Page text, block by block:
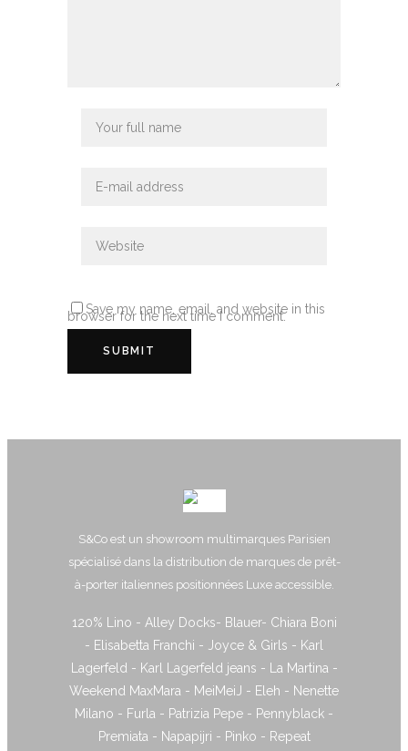
Save my name, email, and website in this
browser for the next time I comment.
S&Co est un showroom multimarques Parisien
spécialisé dans la distribution de marques de prêt-
à-porter italiennes positionnées Luxe accessible.
120% Lino - Alley Docks- Blauer- Chiara Boni
- Elisabetta Franchi - Joyce & Girls - Karl
Lagerfeld - Karl Lagerfeld jeans - La Martina -
Weekend MaxMara - MeiMeiJ - Eleh - Nenette
Milano - Furla - Patrizia Pepe - Pennyblack -
Premiata - Napapijri - Pinko - Repeat